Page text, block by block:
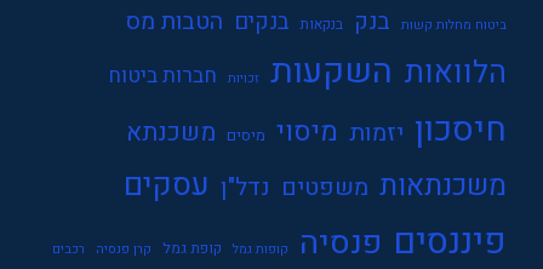
ביטוח מחלות קשות בנק בנקאות בנקים הטבות מס
הלוואות השקעות זכויות חברות ביטוח
חיסכון יזמות מיסוי מיסים משכנתא
משכנתאות משפטים נדל"ן עסקים
פיננסים פנסיה קופות גמל קופת גמל קרן פנסיה רכבים